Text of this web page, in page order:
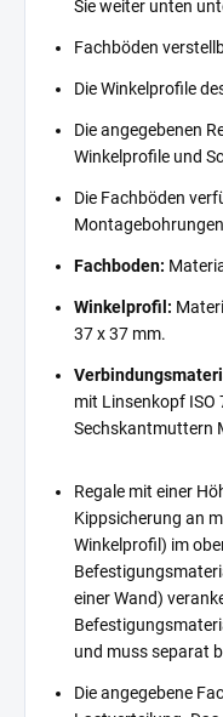
Sie weiter unten
Fachböden
Die Winkelprofile
Die angegebenen
Winkelprofile und
Die Fachböden
Fachboden:
Winkelprofil:
37 x 37 mm.
mit Linsenkopf ISO
Sechskantmuttern
Regale mit einer
Kippsicherung an
Winkelprofil) im
einer Wand)
und muss separat
Die angegebene